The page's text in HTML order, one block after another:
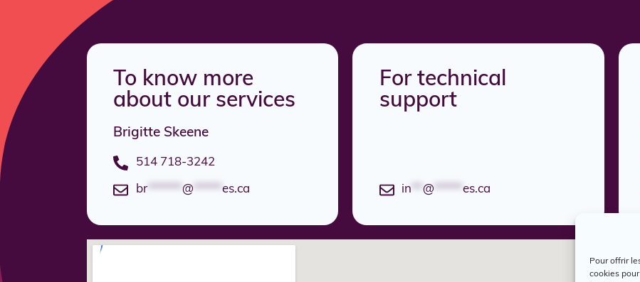
Pour offrir
cookies
To know more
about our services
Brigitte Skeene
514 718-3242
br****** @ ***** es.ca
For technical
support
in ** @ ***** es.ca